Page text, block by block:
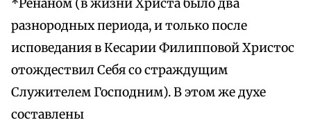
*Ренаном (в жизни Христа было два
разнородных периода, и только после
исповедания в Кесарии Филипповой Христос
отождествил Себя со страждущим
Служителем Господним). В этом же духе
составлены